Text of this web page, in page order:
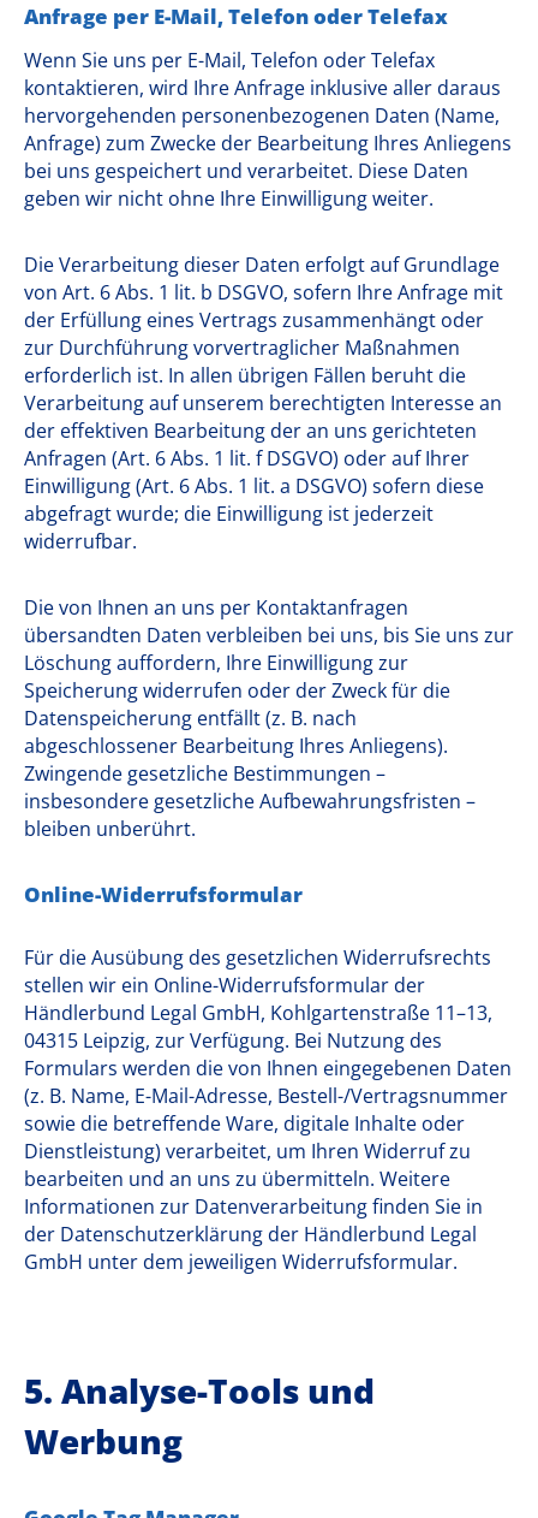
Anfrage per E-Mail, Telefon oder Telefax
Wenn Sie uns per E-Mail, Telefon oder Telefax
kontaktieren, wird Ihre Anfrage inklusive aller daraus
hervorgehenden personenbezogenen Daten (Name,
Anfrage) zum Zwecke der Bearbeitung Ihres Anliegens
bei uns gespeichert und verarbeitet. Diese Daten
geben wir nicht ohne Ihre Einwilligung weiter.
Die Verarbeitung dieser Daten erfolgt auf Grundlage
von Art. 6 Abs. 1 lit. b DSGVO, sofern Ihre Anfrage mit
der Erfüllung eines Vertrags zusammenhängt oder
zur Durchführung vorvertraglicher Maßnahmen
erforderlich ist. In allen übrigen Fällen beruht die
Verarbeitung auf unserem berechtigten Interesse an
der effektiven Bearbeitung der an uns gerichteten
Anfragen (Art. 6 Abs. 1 lit. f DSGVO) oder auf Ihrer
Einwilligung (Art. 6 Abs. 1 lit. a DSGVO) sofern diese
abgefragt wurde; die Einwilligung ist jederzeit
widerrufbar.
Die von Ihnen an uns per Kontaktanfragen
übersandten Daten verbleiben bei uns, bis Sie uns zur
Löschung auffordern, Ihre Einwilligung zur
Speicherung widerrufen oder der Zweck für die
Datenspeicherung entfällt (z. B. nach
abgeschlossener Bearbeitung Ihres Anliegens).
Zwingende gesetzliche Bestimmungen –
insbesondere gesetzliche Aufbewahrungsfristen –
bleiben unberührt.
Online-Widerrufsformular
Für die Ausübung des gesetzlichen Widerrufsrechts
stellen wir ein Online-Widerrufsformular der
Händlerbund Legal GmbH, Kohlgartenstraße 11–13,
04315 Leipzig, zur Verfügung. Bei Nutzung des
Formulars werden die von Ihnen eingegebenen Daten
(z. B. Name, E-Mail-Adresse, Bestell-/Vertragsnummer
sowie die betreffende Ware, digitale Inhalte oder
Dienstleistung) verarbeitet, um Ihren Widerruf zu
bearbeiten und an uns zu übermitteln. Weitere
Informationen zur Datenverarbeitung finden Sie in
der Datenschutzerklärung der Händlerbund Legal
GmbH unter dem jeweiligen Widerrufsformular.
5. Analyse-Tools und
Werbung